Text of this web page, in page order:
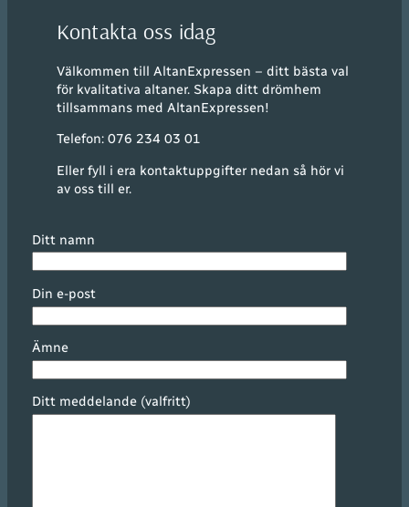
Kontakta oss idag
Välkommen till AltanExpressen – ditt bästa val
för kvalitativa altaner. Skapa ditt drömhem
tillsammans med AltanExpressen!
Telefon: 076 234 03 01
Eller fyll i era kontaktuppgifter nedan så hör vi
av oss till er.
Ditt namn
Din e-post
Ämne
Ditt meddelande (valfritt)